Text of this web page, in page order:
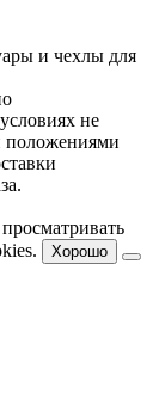
и чехлы для
не
положениями
Хорошо